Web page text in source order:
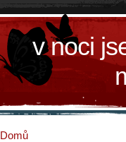
v noci
Domů